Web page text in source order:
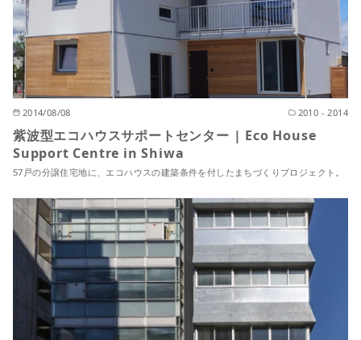
2014/08/08 2010 - 2014
紫波型エコハウスサポートセンター | Eco House
Support Centre in Shiwa
57戸の分譲住宅地に、エコハウスの建築条件を付したまちづくりプロジェクト。